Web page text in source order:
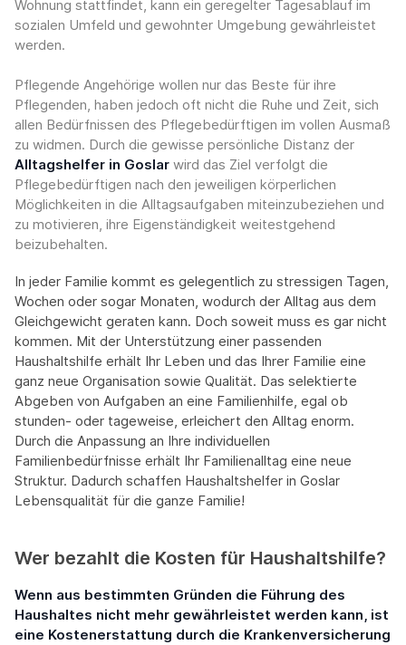
Wohnung stattfindet, kann ein geregelter Tagesablauf im
sozialen Umfeld und gewohnter Umgebung gewährleistet
werden.
Pflegende Angehörige wollen nur das Beste für ihre
Pflegenden, haben jedoch oft nicht die Ruhe und Zeit, sich
allen Bedürfnissen des Pflegebedürftigen im vollen Ausmaß
zu widmen. Durch die gewisse persönliche Distanz der
Alltagshelfer in Goslar wird das Ziel verfolgt die
Pflegebedürftigen nach den jeweiligen körperlichen
Möglichkeiten in die Alltagsaufgaben miteinzubeziehen und
zu motivieren, ihre Eigenständigkeit weitestgehend
beizubehalten.
In jeder Familie kommt es gelegentlich zu stressigen Tagen,
Wochen oder sogar Monaten, wodurch der Alltag aus dem
Gleichgewicht geraten kann. Doch soweit muss es gar nicht
kommen. Mit der Unterstützung einer passenden
Haushaltshilfe erhält Ihr Leben und das Ihrer Familie eine
ganz neue Organisation sowie Qualität. Das selektierte
Abgeben von Aufgaben an eine Familienhilfe, egal ob
stunden- oder tageweise, erleichert den Alltag enorm.
Durch die Anpassung an Ihre individuellen
Familienbedürfnisse erhält Ihr Familienalltag eine neue
Struktur. Dadurch schaffen Haushaltshelfer in Goslar
Lebensqualität für die ganze Familie!
Wer bezahlt die Kosten für Haushaltshilfe?
Wenn aus bestimmten Gründen die Führung des
Haushaltes nicht mehr gewährleistet werden kann, ist
eine Kostenerstattung durch die Krankenversicherung